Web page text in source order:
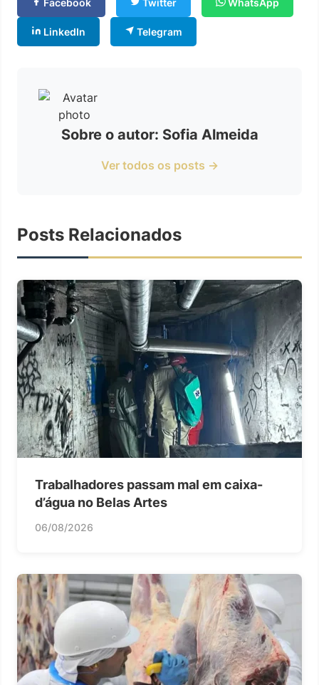
Facebook Twitter WhatsApp
LinkedIn Telegram
Sobre o autor: Sofia Almeida
Ver todos os posts →
Posts Relacionados
Trabalhadores passam mal em caixa-
d’água no Belas Artes
06/08/2026